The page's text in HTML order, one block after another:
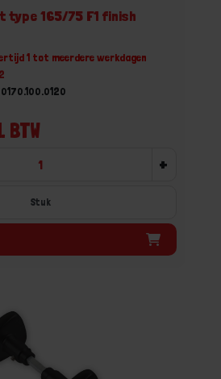
type 165/75 F1 finish
1 tot meerdere werkdagen
+
Stuk